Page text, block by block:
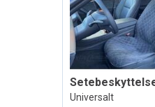
Universalt